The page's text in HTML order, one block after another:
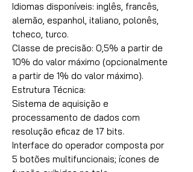
Idiomas disponíveis: inglês, francês,
alemão, espanhol, italiano, polonês,
tcheco, turco.
Classe de precisão: 0,5% a partir de
10% do valor máximo (opcionalmente
a partir de 1% do valor máximo).
Estrutura Técnica:
Sistema de aquisição e
processamento de dados com
resolução eficaz de 17 bits.
Interface do operador composta por
5 botões multifuncionais; ícones de